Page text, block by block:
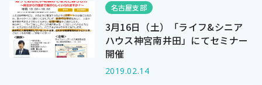
名古屋支部
3月16日（土）「ライフ&シニア
ハウス神宮南井田」にてセミナー
開催
2019.02.14